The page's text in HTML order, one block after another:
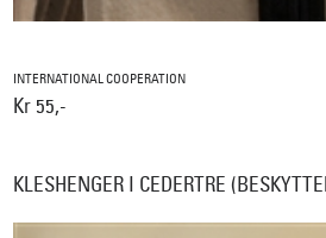
INTERNATIONAL COOPERATION
Kr 55,-
KLESHENGER I CEDERTRE